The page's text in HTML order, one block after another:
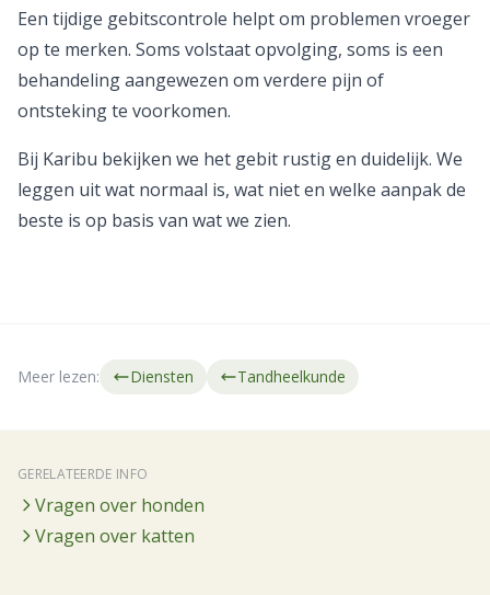
Een tijdige gebitscontrole helpt om problemen vroeger
op te merken. Soms volstaat opvolging, soms is een
behandeling aangewezen om verdere pijn of
ontsteking te voorkomen.
Bij Karibu bekijken we het gebit rustig en duidelijk. We
leggen uit wat normaal is, wat niet en welke aanpak de
beste is op basis van wat we zien.
Meer lezen: Diensten Tandheelkunde
GERELATEERDE INFO
Vragen over honden
Vragen over katten